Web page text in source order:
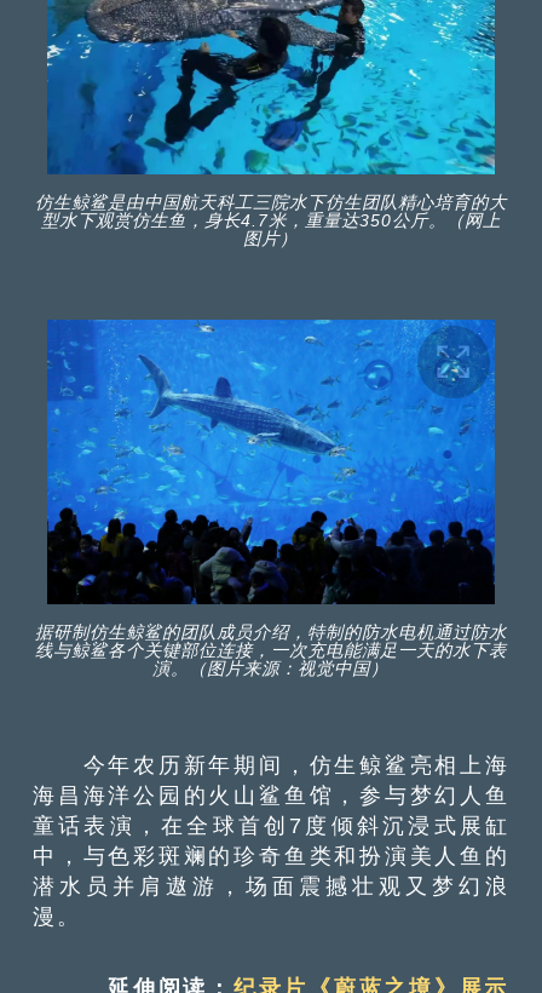
仿生鲸鲨是由中国航天科工三院水下仿生团队精心培育的大
型水下观赏仿生鱼，身长4.7米，重量达350公斤。（网上
图片）
据研制仿生鲸鲨的团队成员介绍，特制的防水电机通过防水
线与鲸鲨各个关键部位连接，一次充电能满足一天的水下表
演。（图片来源：视觉中国）
今年农历新年期间，仿生鲸鲨亮相上海
海昌海洋公园的火山鲨鱼馆，参与梦幻人鱼
童话表演，在全球首创7度倾斜沉浸式展缸
中，与色彩斑斓的珍奇鱼类和扮演美人鱼的
潜水员并肩遨游，场面震撼壮观又梦幻浪
漫。
延伸阅读： 纪录片《蔚蓝之境》展示